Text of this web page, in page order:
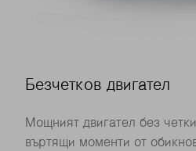
Безчетков двигател
Мощният двигател без
въртящи моменти от